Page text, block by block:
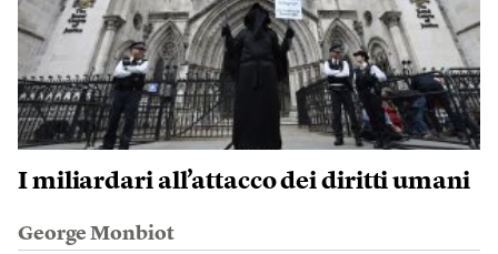
I miliardari all’attacco dei diritti umani
George Monbiot